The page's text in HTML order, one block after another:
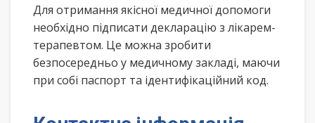
Для отримання якісної медичної допомоги
необхідно підписати декларацію з лікарем-
терапевтом. Це можна зробити
безпосередньо у медичному закладі, маючи
при собі паспорт та ідентифікаційний код.